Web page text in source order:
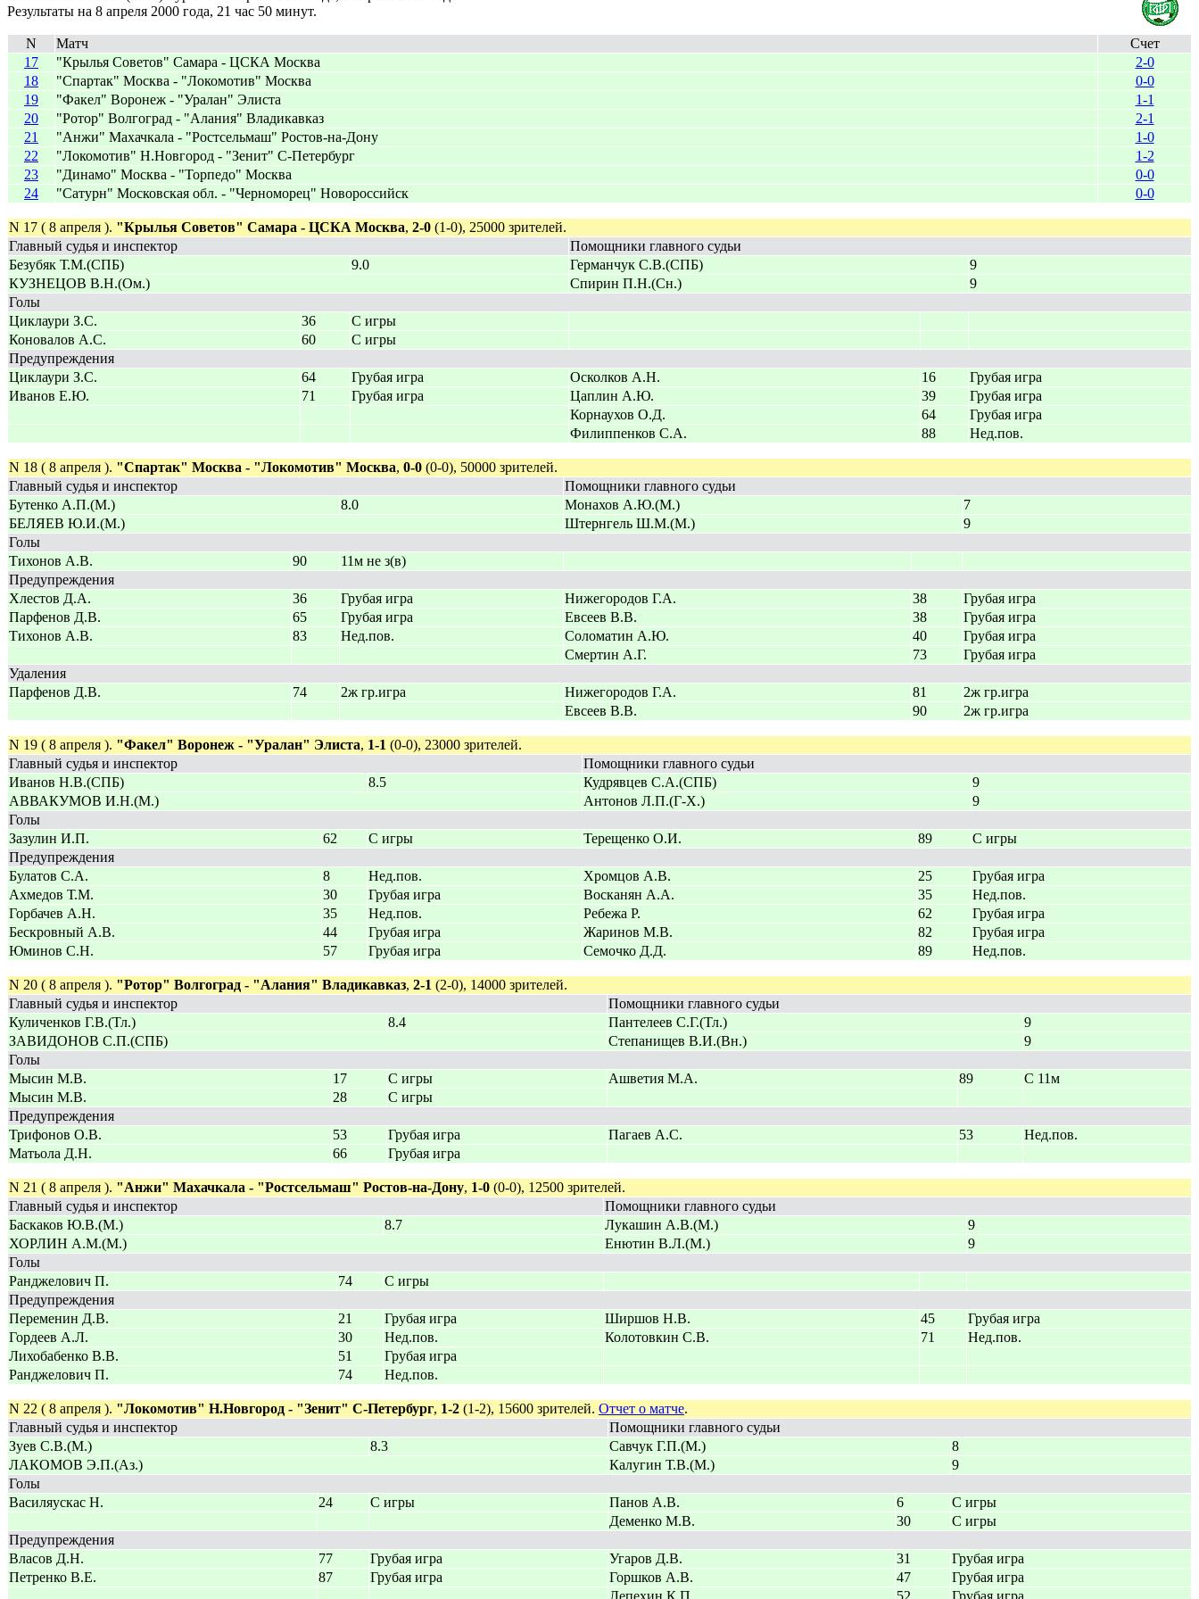
Результаты на 8 апреля 2000 года, 21 час 50 минут.
N Матч
Cчет
17
"Крылья Советов" Самара - ЦСКА Москва
2-0
18
"Спартак" Москва - "Локомотив" Москва
0-0
19
"Факел" Воронеж - "Уралан" Элиста
1-1
20
"Ротор" Волгоград - "Алания" Владикавказ
2-1
21
"Анжи" Махачкала - "Ростсельмаш" Ростов-на-Дону
1-0
22
"Локомотив" Н.Новгород - "Зенит" С-Петербург
1-2
23
"Динамо" Москва - "Торпедо" Москва
0-0
24
"Сатурн" Московская обл. - "Черноморец" Новороссийск 0-0
N 17 ( 8 апреля ). "Крылья Советов" Самара - ЦСКА Москва, 2-0 (1-0), 25000 зрителей.
Главный судья и инспектор
Помощники главного судьи
Безубяк Т.М.(СПБ)
9.0 Германчук С.В.(СПБ)
9
КУЗНЕЦОВ В.Н.(Ом.)
Спирин П.Н.(Сн.)
9
Голы
Циклаури З.С.
36
С игры
Коновалов А.С.
60
С игры
Предупреждения
Циклаури З.С.
64 Грубая игра Осколков А.Н. 16
Грубая игра
Иванов Е.Ю.
71 Грубая игра Цаплин А.Ю. 39
Грубая игра
Корнаухов О.Д.
64
Грубая игра
Филиппенков С.А.
88 Нед.пов.
N 18 ( 8 апреля ). "Спартак" Москва - "Локомотив" Москва, 0-0 (0-0), 50000 зрителей.
Главный судья и инспектор
Помощники главного судьи
Бутенко А.П.(М.)
8.0 Монахов А.Ю.(М.)
7
БЕЛЯЕВ Ю.И.(М.)
Штернгель Ш.М.(М.)
9
Голы
Тихонов А.В.
90
11м не з(в)
Предупреждения
Хлестов Д.А.
36 Грубая игра Нижегородов Г.А. 38
Грубая игра
Парфенов Д.В.
65 Грубая игра Евсеев В.В. 38
Грубая игра
Тихонов А.В.
83 Нед.пов. Соломатин А.Ю. 40
Грубая игра
Смертин А.Г.
73
Грубая игра
Удаления
Парфенов Д.В.
74 2ж гр.игра Нижегородов Г.А. 81
2ж гр.игра
Евсеев В.В.
90 2ж гр.игра
N 19 ( 8 апреля ). "Факел" Воронеж - "Уралан" Элиста, 1-1 (0-0), 23000 зрителей.
Главный судья и инспектор
Помощники главного судьи
Иванов Н.В.(СПБ)
8.5 Кудрявцев С.А.(СПБ)
9
АВВАКУМОВ И.Н.(М.)
Антонов Л.П.(Г-Х.)
9
Голы
Зазулин И.П.
62 С игры Терещенко О.И. 89
С игры
Предупреждения
Булатов С.А.
8 Нед.пов. Хромцов А.В. 25
Грубая игра
Ахмедов Т.М.
30 Грубая игра Восканян А.А. 35
Нед.пов.
Горбачев А.Н.
35 Нед.пов. Ребежа Р. 62
Грубая игра
Бескровный А.В.
44 Грубая игра Жаринов М.В. 82
Грубая игра
Юминов С.Н.
57 Грубая игра Семочко Д.Д. 89 Нед.пов.
N 20 ( 8 апреля ). "Ротор" Волгоград - "Алания" Владикавказ, 2-1 (2-0), 14000 зрителей.
Главный судья и инспектор
Помощники главного судьи
Куличенков Г.В.(Тл.)
8.4 Пантелеев С.Г.(Тл.)
9
ЗАВИДОНОВ С.П.(СПБ)
Степанищев В.И.(Вн.)
9
Голы
Мысин М.В.
17 С игры Ашветия М.А. 89
С 11м
Мысин М.В.
28
С игры
Предупреждения
Трифонов О.В.
53 Грубая игра Пагаев А.С. 53
Нед.пов.
Матьола Д.Н.
66 Грубая игра
N 21 ( 8 апреля ). "Анжи" Махачкала - "Ростсельмаш" Ростов-на-Дону, 1-0 (0-0), 12500 зрителей.
Главный судья и инспектор
Помощники главного судьи
Баскаков Ю.В.(М.)
8.7 Лукашин А.В.(М.)
9
ХОРЛИН А.М.(М.)
Енютин В.Л.(М.)
9
Голы
Ранджелович П.
74
С игры
Предупреждения
Переменин Д.В.
21 Грубая игра Ширшов Н.В. 45
Грубая игра
Гордеев А.Л.
30 Нед.пов. Колотовкин С.В. 71
Нед.пов.
Лихобабенко В.В.
51
Грубая игра
Ранджелович П.
74 Нед.пов.
N 22 ( 8 апреля ). "Локомотив" Н.Новгород - "Зенит" С-Петербург, 1-2 (1-2), 15600 зрителей. Отчет о матче.
Главный судья и инспектор
Помощники главного судьи
Зуев С.В.(М.)
8.3 Савчук Г.П.(М.)
8
ЛАКОМОВ Э.П.(Аз.)
Калугин Т.В.(М.)
9
Голы
Василяускас Н.
24 С игры Панов А.В. 6
С игры
Деменко М.В.
30
С игры
Предупреждения
Власов Д.Н.
77 Грубая игра Угаров Д.В. 31
Грубая игра
Петренко В.Е.
87 Грубая игра Горшков А.В. 47
Грубая игра
Лепехин К.П.
52 Грубая игра